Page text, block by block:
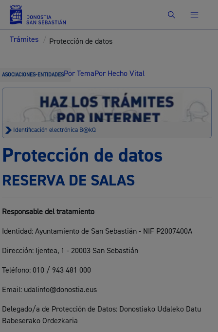
Buscar
Trámites / Protección de datos
ASOCIACIONES-ENTIDADESPor TemaPor Hecho Vital
Identificación electrónica B@kQ
Protección de datos
RESERVA DE SALAS
Responsable del tratamiento
Identidad: Ayuntamiento de San Sebastián - NIF P2007400A
Dirección: Ijentea, 1 - 20003 San Sebastián
Teléfono: 010 / 943 481 000
Email: udalinfo@donostia.eus
Delegado/a de Protección de Datos: Donostiako Udaleko Datu
Babeserako Ordezkaria